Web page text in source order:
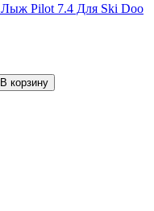
Лыж Pilot 7.4 Для Ski Doo
В корзину